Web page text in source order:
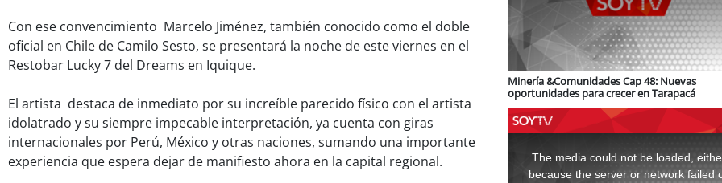
Con ese convencimiento Marcelo Jiménez, también conocido como el doble
oficial en Chile de Camilo Sesto, se presentará la noche de este viernes en el
Restobar Lucky 7 del Dreams en Iquique.
El artista destaca de inmediato por su increíble parecido físico con el artista
idolatrado y su siempre impecable interpretación, ya cuenta con giras
internacionales por Perú, México y otras naciones, sumando una importante
experiencia que espera dejar de manifiesto ahora en la capital regional.
Minería &Comunidades Cap 48: Nuevas
oportunidades para crecer en Tarapacá
window.
The media could not be loaded,
because the server or network failed